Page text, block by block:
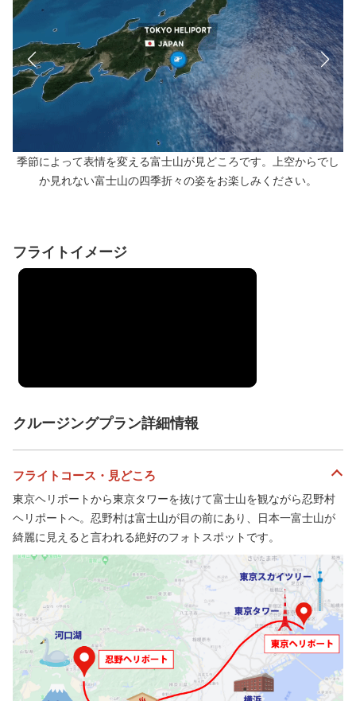
季節によって表情を変える富士山が見どころです。上空からでし
か見れない富士山の四季折々の姿をお楽しみください。
フライトイメージ
クルージングプラン詳細情報
フライトコース・見どころ
東京ヘリポートから東京タワーを抜けて富士山を観ながら忍野村
ヘリポートへ。忍野村は富士山が目の前にあり、日本一富士山が
綺麗に見えると言われる絶好のフォトスポットです。